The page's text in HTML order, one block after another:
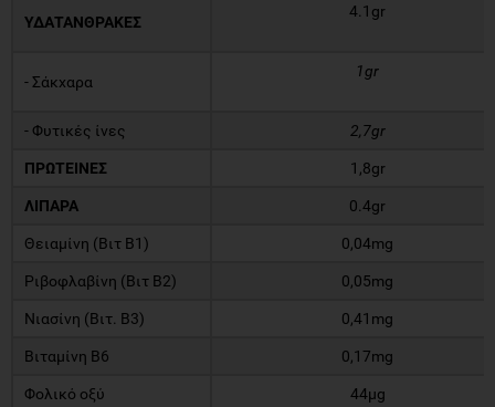
ΥΔΑΤΑΝΘΡΑΚΕΣ
4.1gr
- Σάκχαρα
1gr
- Φυτικές ίνες 2,7gr
ΠΡΩΤΕΙΝΕΣ 1,8gr
ΛΙΠΑΡΑ 0.4gr
Θειαμίνη (Βιτ Β1) 0,04mg
Ριβοφλαβίνη (Βιτ Β2) 0,05mg
Νιασίνη (Βιτ. Β3) 0,41mg
Βιταμίνη Β6 0,17mg
Φολικό οξύ 44μg